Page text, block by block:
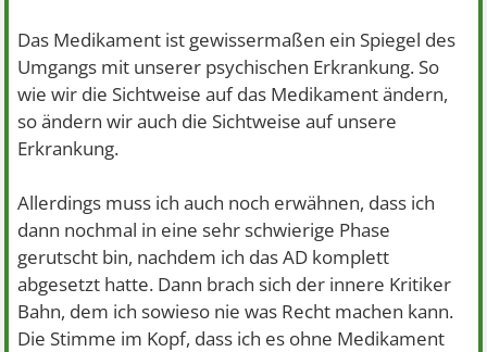
Das Medikament ist gewissermaßen ein Spiegel des
Umgangs mit unserer psychischen Erkrankung. So
wie wir die Sichtweise auf das Medikament ändern,
so ändern wir auch die Sichtweise auf unsere
Erkrankung.
Allerdings muss ich auch noch erwähnen, dass ich
dann nochmal in eine sehr schwierige Phase
gerutscht bin, nachdem ich das AD komplett
abgesetzt hatte. Dann brach sich der innere Kritiker
Bahn, dem ich sowieso nie was Recht machen kann.
Die Stimme im Kopf, dass ich es ohne Medikament